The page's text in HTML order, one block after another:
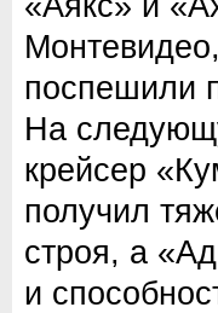
поспешили
На
крейсер
получил
строя, а
и